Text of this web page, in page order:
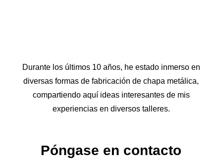
Durante los últimos 10 años, he estado inmerso en
diversas formas de fabricación de chapa metálica,
compartiendo aquí ideas interesantes de mis
experiencias en diversos talleres.
Póngase en contacto